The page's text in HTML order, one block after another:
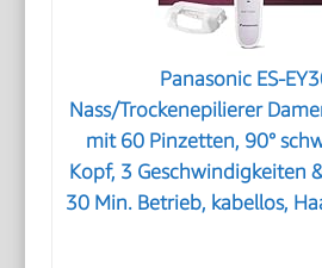
Panasonic ES-
Nass/Trockenepilierer
mit 60 Pinzetten, 90°
Kopf, 3 Geschwindigkeiten
30 Min. Betrieb, kabellos,